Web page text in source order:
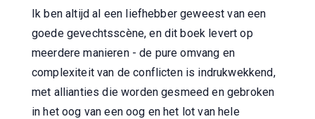
Ik ben altijd al een liefhebber geweest van een
goede gevechtsscène, en dit boek levert op
meerdere manieren - de pure omvang en
complexiteit van de conflicten is indrukwekkend,
met allianties die worden gesmeed en gebroken
in het oog van een oog en het lot van hele